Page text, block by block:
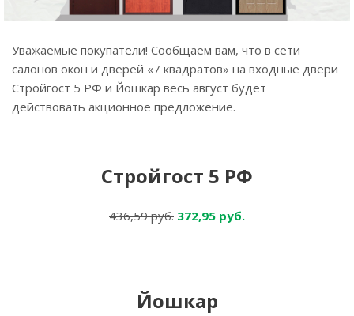
Уважаемые покупатели! Сообщаем вам, что в сети
салонов окон и дверей «7 квадратов» на входные двери
Стройгост 5 РФ и Йошкар весь август будет
действовать акционное предложение.
Стройгост 5 РФ
436,59 руб. 372,95 руб.
Йошкар